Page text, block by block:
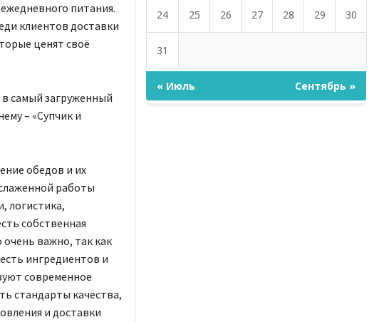
питания.
клиентов доставки
ценят своё
самый загруженный
– «Супчик и
обедов и их
работы
логистика,
собственная
очень важно, так как
ингредиентов и
современное
стандарты качества,
и доставки
24 25 26 27 28 29 30
31
« Июль Сентябрь »